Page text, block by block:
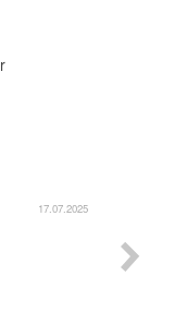
17.07.2025